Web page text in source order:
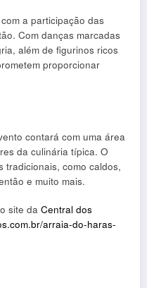
a participação das
Com danças marcadas
além de figurinos ricos
proporcionar
contará com uma área
da culinária típica. O
tradicionais, como caldos,
e muito mais.
site da Central dos
arraia-do-haras-